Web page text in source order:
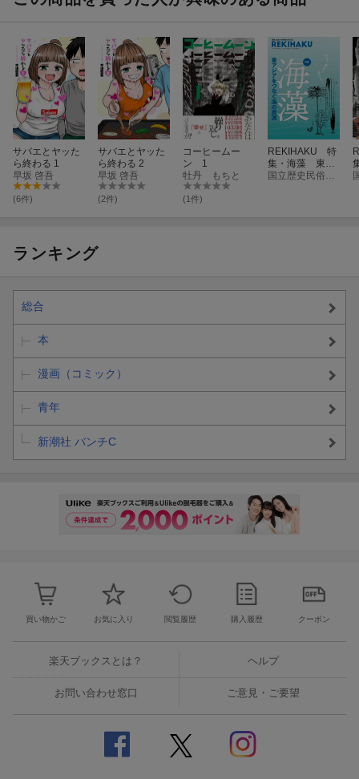
サバエとヤッた
ら終わる 1
早坂 啓吾
(6件)
サバエとヤッた
ら終わる 2
早坂 啓吾
(2件)
コーヒームー
ン 1
牡丹 もちと
(1件)
REKIHAKU 特
集・海藻 東ア
ジアをつなぐ海
国立歴史民俗博物館
ランキング
総合
本
漫画（コミック）
青年
新潮社 バンチC
買い物かご お気に入り 閲覧履歴 購入履歴 クーポン
楽天ブックスとは？ ヘルプ
お問い合わせ窓口 ご意見・ご要望